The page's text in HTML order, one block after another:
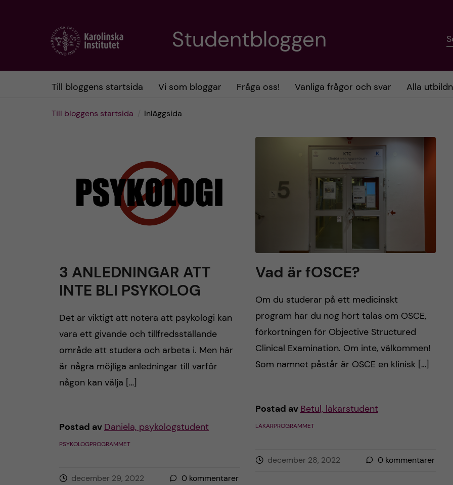
Studentbloggen
Till bloggens startsida Vi som bloggar Fråga oss! Vanliga frågor och svar Alla
Till bloggens startsida Inläggsida
3 ANLEDNINGAR ATT
INTE BLI PSYKOLOG
Det är viktigt att notera att psykologi kan
vara ett givande och tillfredsställande
område att studera och arbeta i. Men här
är några möjliga anledningar till varför
någon kan välja […]
Postad av Daniela, psykologstudent
PSYKOLOGPROGRAMMET
december 29, 2022 0 kommentarer
Vad är fOSCE?
Om du studerar på ett medicinskt
program har du nog hört talas om OSCE,
förkortningen för Objective Structured
Clinical Examination. Om inte, välkommen!
Som namnet påstår är OSCE en klinisk […]
Postad av Betul, läkarstudent
LÄKARPROGRAMMET
december 28, 2022 0kommentarer